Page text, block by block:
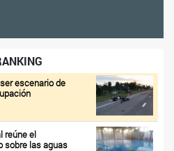
escenario de
reúne el
sobre las aguas